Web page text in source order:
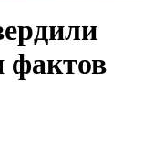
фактов